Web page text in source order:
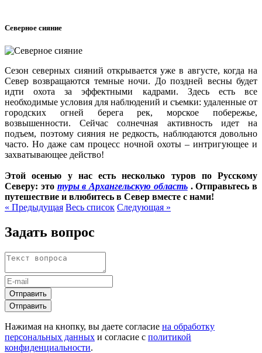
Северное сияние
Сезон северных сияний открывается уже в августе, когда на
Север возвращаются темные ночи. До поздней весны будет
идти охота за эффектными кадрами. Здесь есть все
необходимые условия для наблюдений и съемки: удаленные от
городских огней берега рек, морское побережье,
возвышенности. Сейчас солнечная активность идет на
подъем, поэтому сияния не редкость, наблюдаются довольно
часто. Но даже сам процесс ночной охоты – интригующее и
захватывающее действо!
Этой осенью у нас есть несколько туров по Русскому
Северу: это туры в Архангельскую область. Отправьтесь в
путешествие и влюбитесь в Север вместе с нами!
« Предыдущая Весь список Следующая »
Задать вопрос
Отправить
Отправить
Нажимая на кнопку, вы даете согласие на обработку
персональных данных и согласие с политикой
конфиденциальности.